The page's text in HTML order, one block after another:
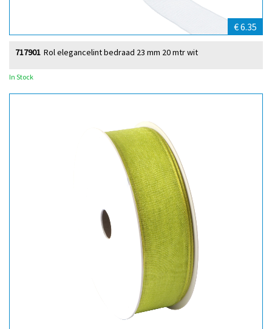
€ 6.35
Rol elegancelint bedraad 23 mm 20 mtr wit
717901
In Stock